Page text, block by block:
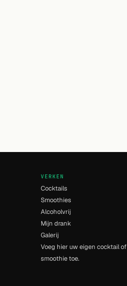
VERKEN
Cocktails
Smoothies
Alcoholvrij
Mijn drank
Galerij
Voeg hier uw eigen cocktail of
smoothie toe.